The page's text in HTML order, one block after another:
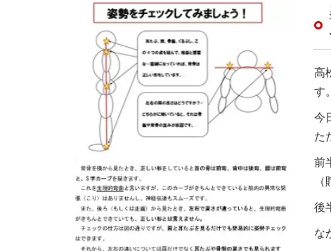
高
す。
今
た
前
後
な